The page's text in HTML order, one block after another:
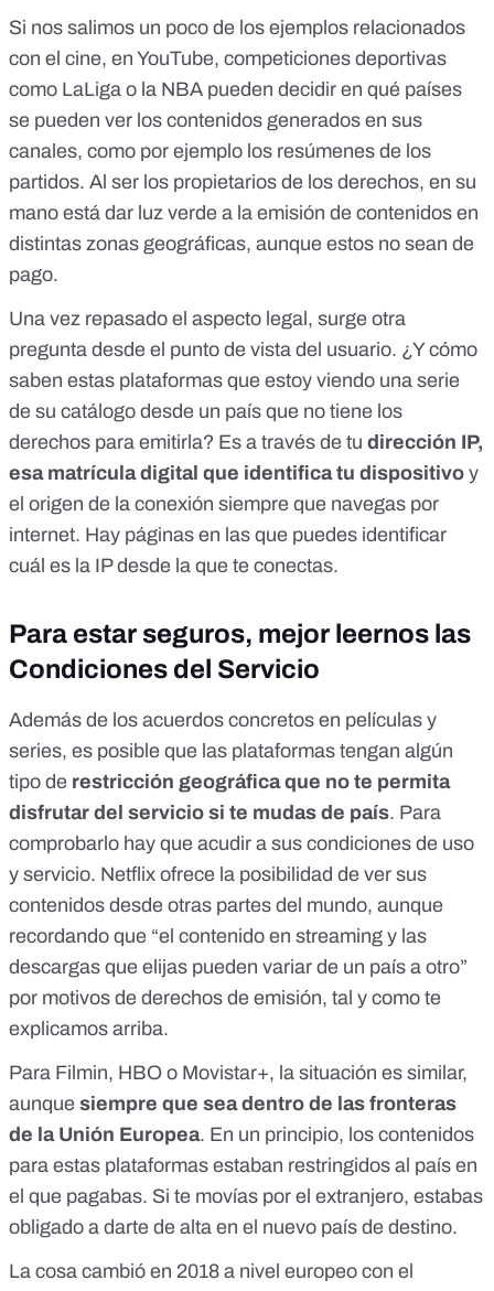
Si nos salimos un poco de los ejemplos relacionados
con el cine, en YouTube, competiciones deportivas
como LaLiga o la NBA pueden decidir en qué países
se pueden ver los contenidos generados en sus
canales, como por ejemplo los resúmenes de los
partidos. Al ser los propietarios de los derechos, en su
mano está dar luz verde a la emisión de contenidos en
distintas zonas geográficas, aunque estos no sean de
pago.
Una vez repasado el aspecto legal, surge otra
pregunta desde el punto de vista del usuario. ¿Y cómo
saben estas plataformas que estoy viendo una serie
de su catálogo desde un país que no tiene los
derechos para emitirla? Es a través de tu dirección IP,
esa matrícula digital que identifica tu dispositivo y
el origen de la conexión siempre que navegas por
internet. Hay páginas en las que puedes identificar
cuál es la IP desde la que te conectas.
Para estar seguros, mejor leernos las
Condiciones del Servicio
Además de los acuerdos concretos en películas y
series, es posible que las plataformas tengan algún
tipo de restricción geográfica que no te permita
disfrutar del servicio si te mudas de país. Para
comprobarlo hay que acudir a sus condiciones de uso
y servicio. Netflix ofrece la posibilidad de ver sus
contenidos desde otras partes del mundo, aunque
recordando que “el contenido en streaming y las
descargas que elijas pueden variar de un país a otro”
por motivos de derechos de emisión, tal y como te
explicamos arriba.
Para Filmin, HBO o Movistar+, la situación es similar,
aunque siempre que sea dentro de las fronteras
de la Unión Europea. En un principio, los contenidos
para estas plataformas estaban restringidos al país en
el que pagabas. Si te movías por el extranjero, estabas
obligado a darte de alta en el nuevo país de destino.
La cosa cambió en 2018 a nivel europeo con el